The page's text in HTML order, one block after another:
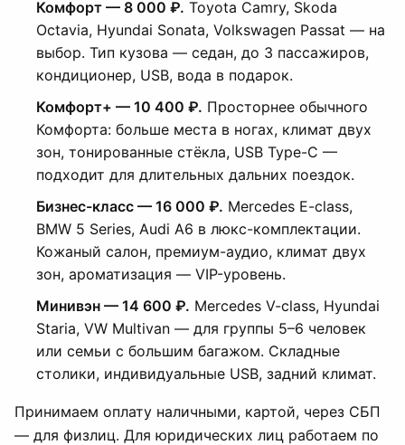
Комфорт — 8 000 ₽. Toyota Camry, Skoda
Octavia, Hyundai Sonata, Volkswagen Passat — на
выбор. Тип кузова — седан, до 3 пассажиров,
кондиционер, USB, вода в подарок.
Комфорт+ — 10 400 ₽. Просторнее обычного
Комфорта: больше места в ногах, климат двух
зон, тонированные стёкла, USB Type-C —
подходит для длительных дальних поездок.
Бизнес-класс — 16 000 ₽. Mercedes E-class,
BMW 5 Series, Audi A6 в люкс-комплектации.
Кожаный салон, премиум-аудио, климат двух
зон, ароматизация — VIP-уровень.
Минивэн — 14 600 ₽. Mercedes V-class, Hyundai
Staria, VW Multivan — для группы 5–6 человек
или семьи с большим багажом. Складные
столики, индивидуальные USB, задний климат.
Принимаем оплату наличными, картой, через СБП
— для физлиц. Для юридических лиц работаем по